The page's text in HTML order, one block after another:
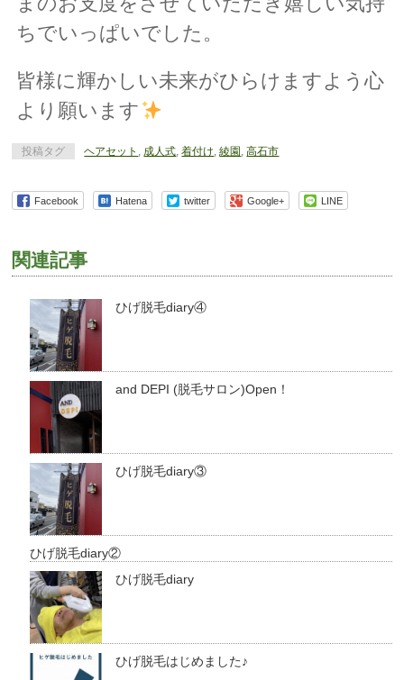
ちでいっぱいでした。
皆様に輝かしい未来がひらけますよう心
より願います
投稿タグ ヘアセット , 成人式,着付け,綾園 ,高石市
Facebook Hatena twitter Google+ LINE
関連記事
ひげ脱毛diary④
and DEPI (脱毛サロン)Open！
ひげ脱毛diary③
ひげ脱毛diary②
ひげ脱毛diary
ひげ脱毛はじめました♪